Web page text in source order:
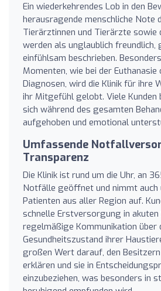
Ein wiederkehrendes Lob in den
herausragende menschliche Note
Tierärztinnen und Tierärzte sowie
werden als unglaublich freundlich,
einfühlsam beschrieben.
Momenten, wie bei der Euthanasie
Diagnosen, wird die Klinik für ihre
ihr Mitgefühl gelobt. Viele Kunden
sich während des gesamten
aufgehoben und emotional
Umfassende
Transparenz
Die Klinik ist rund um die Uhr, an
Notfälle geöffnet und nimmt auch
Patienten aus aller Region auf.
schnelle Erstversorgung in akuten
regelmäßige Kommunikation über
Gesundheitszustand ihrer
großen Wert darauf, den
erklären und sie in
einzubeziehen, was besonders in